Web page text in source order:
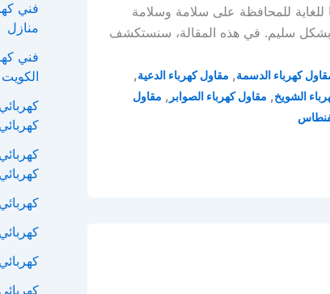
للغاية للمحافظة على سلامة وسلامة
بشكل سليم. في هذه المقالة، سنستكشف
كهرباء الدسمة, مقاول كهرباء الدعية,
الشويخ, مقاول كهرباء الصوابر , مقاول
منازل
الكويت
كهربائي
كهربائي النزهة –
كهربائي
كهربائي